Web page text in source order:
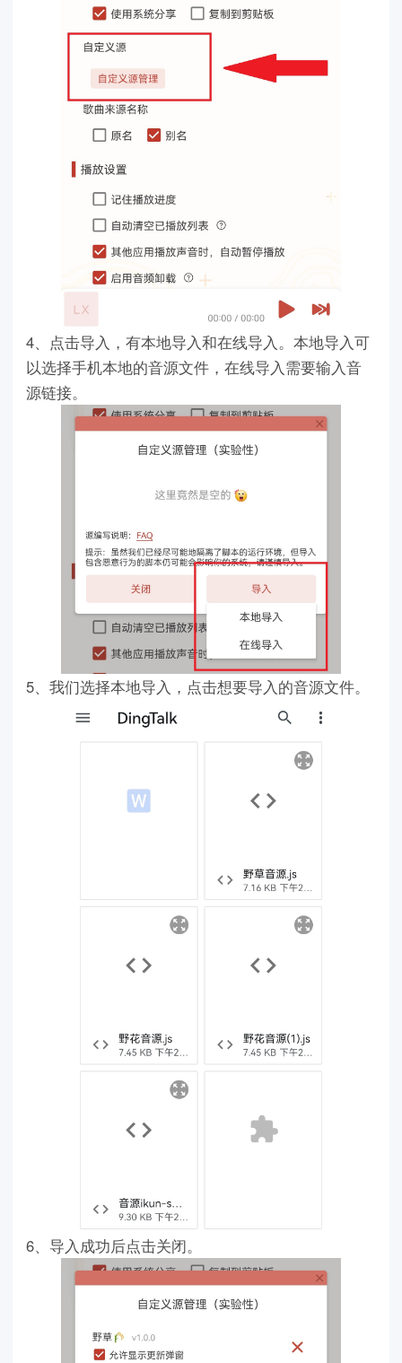
4、点击导入，有本地导入和在线导入。本地导入可
以选择手机本地的音源文件，在线导入需要输入音
源链接。
5、我们选择本地导入，点击想要导入的音源文件。
6、导入成功后点击关闭。